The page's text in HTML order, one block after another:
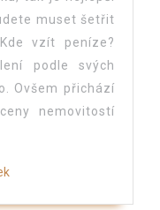
muset šetřit
vzít peníze?
podle svých
Ovšem přichází
nemovitostí